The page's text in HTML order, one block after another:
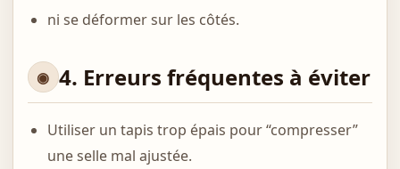
ni se déformer sur les côtés.
4. Erreurs fréquentes à éviter
Utiliser un tapis trop épais pour “compresser”
une selle mal ajustée.